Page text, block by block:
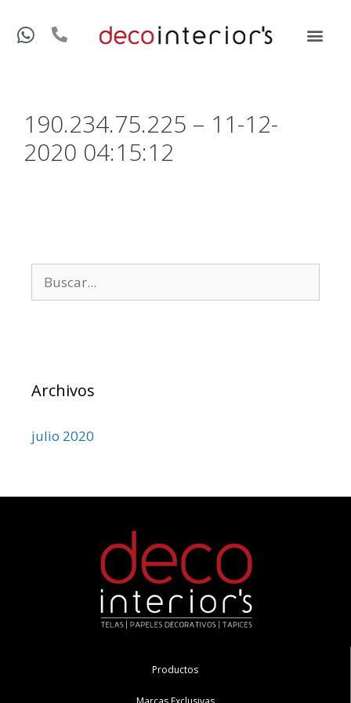
190.234.75.225 – 11-12-
2020 04:15:12
Archivos
julio 2020
Productos